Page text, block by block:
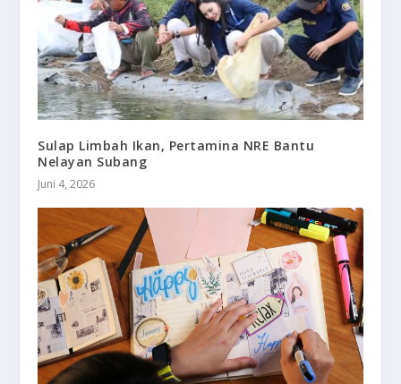
Sulap Limbah Ikan, Pertamina NRE Bantu
Nelayan Subang
Juni 4, 2026